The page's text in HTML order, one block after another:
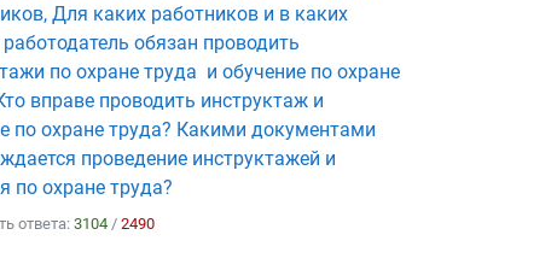
Для каких работников и в каких
обязан проводить
по охране труда и обучение по охране
вправе проводить инструктаж и
по охране труда? Какими документами
проведение инструктажей и
по охране труда?
ответа: 3104 / 2490